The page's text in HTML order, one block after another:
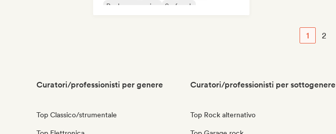
Rock progressivo
Surf rock
1 2
Curatori/professionisti per genere
Top Classico/strumentale
Curatori/professionisti per sottogenere
Top Rock alternativo